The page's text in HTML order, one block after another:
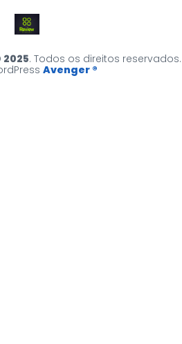
2025. Todos os direitos reservados.
Avenger ®